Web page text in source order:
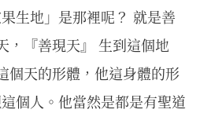
生地」是那裡呢？ 就是善
，『善現天』 生到這個地
個天的形體，他這身體的形
個人。他當然是都是有聖道